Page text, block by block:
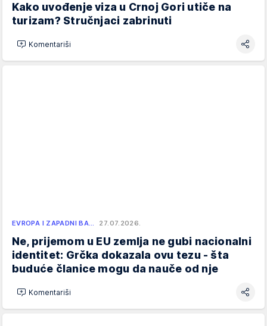
Kako uvođenje viza u Crnoj Gori utiče na
turizam? Stručnjaci zabrinuti
Komentariši
EVROPA I ZAPADNI BA… 27.07.2026.
Ne, prijemom u EU zemlja ne gubi nacionalni
identitet: Grčka dokazala ovu tezu - šta
buduće članice mogu da nauče od nje
Komentariši